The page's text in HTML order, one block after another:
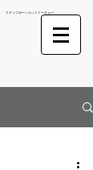
ステップボーンカットトーキョー